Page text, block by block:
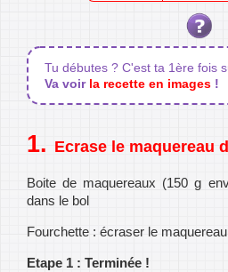
Tu débutes ? C'est ta 1ère fois
Va voir la recette en images !
Ecrase le maquereau
Boite de maquereaux (150 g
dans le bol
Fourchette : écraser le
Etape 1 : Terminée !